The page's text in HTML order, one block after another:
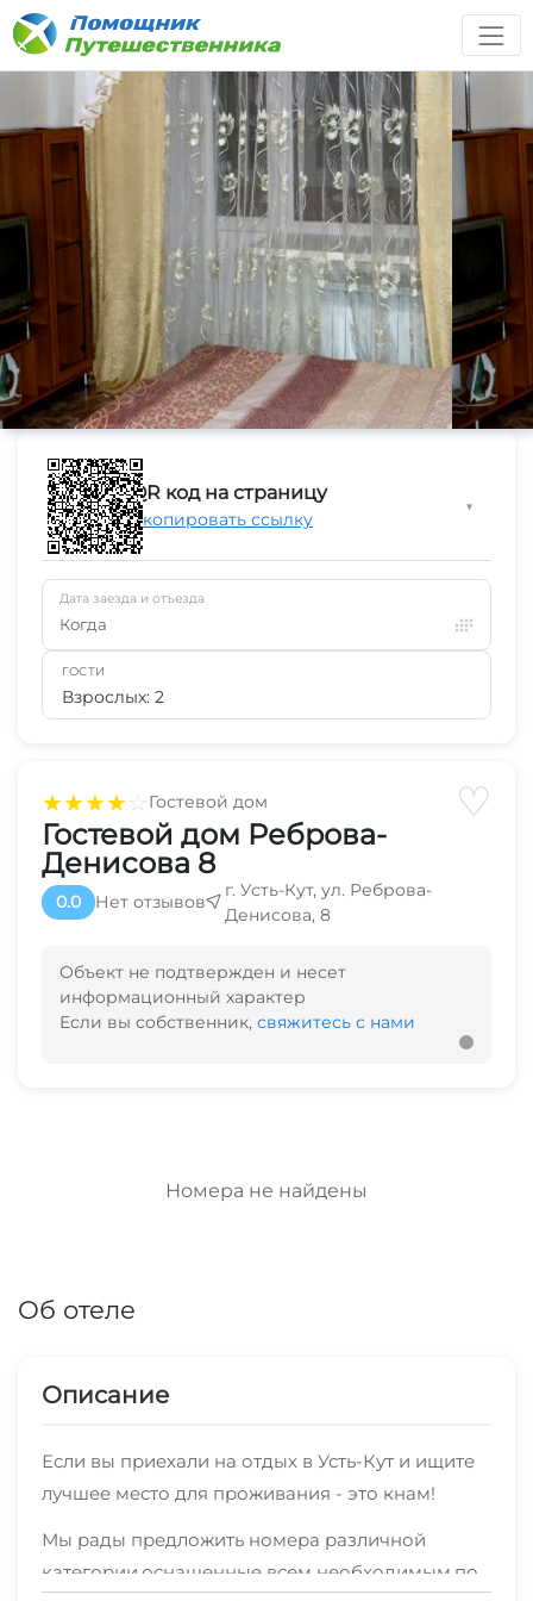
★★★★☆Гостевой дом ♡
Гостевой дом Реброва-
Денисова 8
0.0 Нет отзывов
г. Усть-Кут, ул. Реброва-
Денисова, 8
Объект не подтвержден и несет
информационный характер
Если вы собственник, свяжитесь с нами
Номера не найдены
Об отеле
Описание
Если вы приехали на отдых в Усть-Кут и ищите
лучшее место для проживания - это кнам!
Мы рады предложить номера различной
категории,оснащенные всем необходимым,по
QR код на страницу
Скопировать ссылку
▼
Дата заезда и отъезда
Когда
ГОСТИ
Взрослых: 2